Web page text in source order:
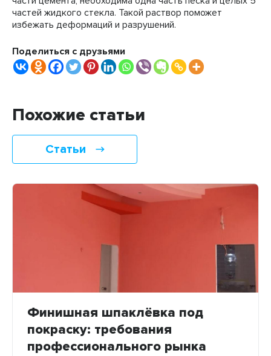
частей жидкого стекла. Такой раствор поможет
избежать деформаций и разрушений.
Поделиться с друзьями
Похожие статьи
Статьи
Финишная шпаклёвка под
покраску: требования
профессионального рынка